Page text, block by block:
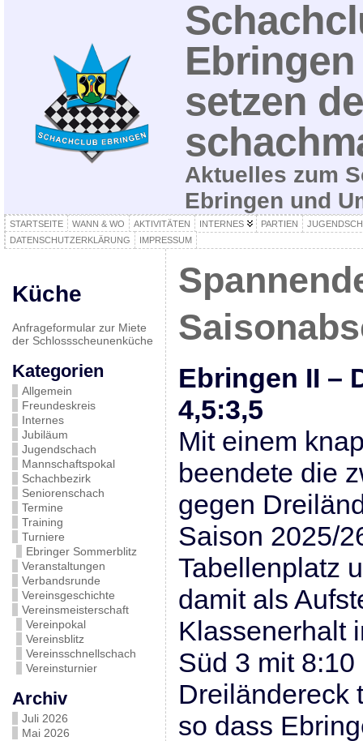
setzen
Aktuelles zum
Ebringen und
STARTSEITE WANN & WO AKTIVITÄTEN INTERNES PARTIEN
DATENSCHUTZERKLÄRUNG
IMPRESSUM
Küche
Anfrageformular zur Miete
der Schlossscheunenküche
Kategorien
Allgemein
Freundeskreis
Internes
Jubiläum
Jugendschach
Mannschaftspokal
Schachbezirk
Seniorenschach
Termine
Training
Turniere
Ebringer Sommerblitz
Veranstaltungen
Verbandsrunde
Vereinsgeschichte
Vereinsmeisterschaft
Vereinpokal
Vereinsblitz
Vereinsschnellschach
Vereinsturnier
Archiv
Juli 2026
Mai 2026
Ebringen II –
4,5:3,5
Mit einem
beendete die
gegen
Saison 2025/
Tabellenplatz
damit als
Klassenerhalt
Süd 3 mit
Dreiländereck
so dass